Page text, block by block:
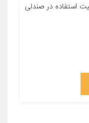
استفاده در صندلی